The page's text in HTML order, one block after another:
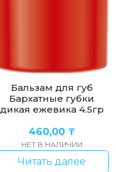
Бальзам для губ
Бархатные губки
дикая ежевика 4.5гр
460,00 ₸
НЕТ В НАЛИЧИИ
Читать далее